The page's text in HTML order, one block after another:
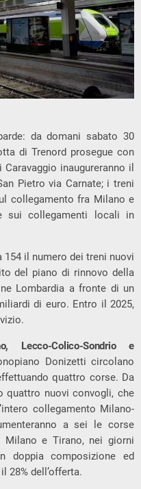
da domani sabato 30
di Trenord prosegue con
inaugureranno il
Pietro via Carnate; i treni
collegamento fra Milano e
sui collegamenti locali in
il numero dei treni nuovi
del piano di rinnovo della
Lombardia a fronte di un
di euro. Entro il 2025,
Lecco-Colico-Sondrio e
Donizetti circolano
quattro corse. Da
quattro nuovi convogli, che
collegamento Milano-
a sei le corse
Milano e Tirano, nei giorni
doppia composizione ed
28% dell’offerta.